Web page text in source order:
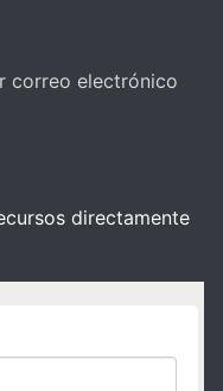
correo electrónico
directamente